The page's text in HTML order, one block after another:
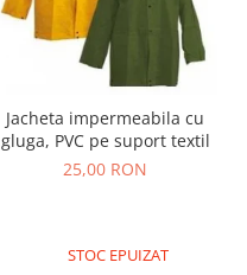
Jacheta impermeabila cu
gluga, PVC pe suport textil
25,00 RON
STOC EPUIZAT